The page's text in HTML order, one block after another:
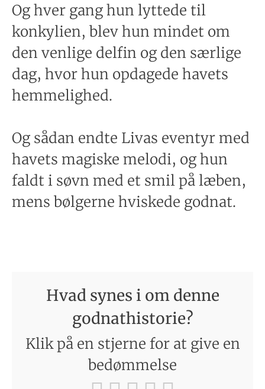
Og hver gang hun lyttede til
konkylien, blev hun mindet om
den venlige delfin og den særlige
dag, hvor hun opdagede havets
hemmelighed.
Og sådan endte Livas eventyr med
havets magiske melodi, og hun
faldt i søvn med et smil på læben,
mens bølgerne hviskede godnat.
Hvad synes i om denne
godnathistorie?
Klik på en stjerne for at give en
bedømmelse